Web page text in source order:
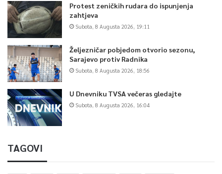
Protest zeničkih rudara do ispunjenja
zahtjeva
Subota, 8 Augusta 2026, 19:11
Željezničar pobjedom otvorio sezonu,
Sarajevo protiv Radnika
Subota, 8 Augusta 2026, 18:56
U Dnevniku TVSA večeras gledajte
Subota, 8 Augusta 2026, 16:04
TAGOVI